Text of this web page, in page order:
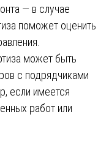
— в случае
поможет оценить
может быть
с подрядчиками
если имеется
работ или